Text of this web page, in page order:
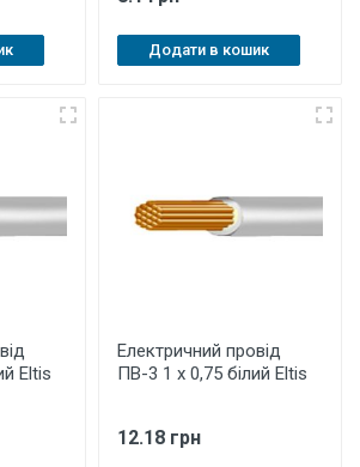
Додати в кошик
Eltis
Електричний провід
ПВ-3 1 х 0,75 білий Eltis
12.18 грн